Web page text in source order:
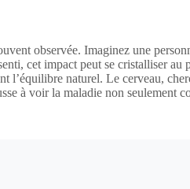
observée. Imaginez une
cet impact peut se cristalliser au
l’équilibre naturel. Le cerveau,
à voir la maladie non seulement